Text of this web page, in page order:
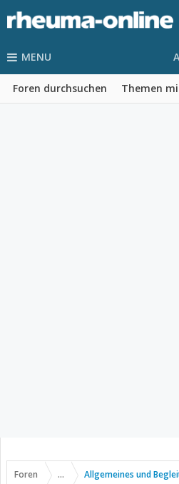
MENU
Foren durchsuchen Themen
Foren ... Allgemeines und